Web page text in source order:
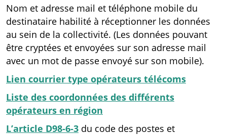
Nom et adresse mail et téléphone mobile du
destinataire habilité à réceptionner les données
au sein de la collectivité. (Les données pouvant
être cryptées et envoyées sur son adresse mail
avec un mot de passe envoyé sur son mobile).
Lien courrier type opérateurs télécoms
Liste des coordonnées des différents
opérateurs en région
L’article D98-6-3 du code des postes et